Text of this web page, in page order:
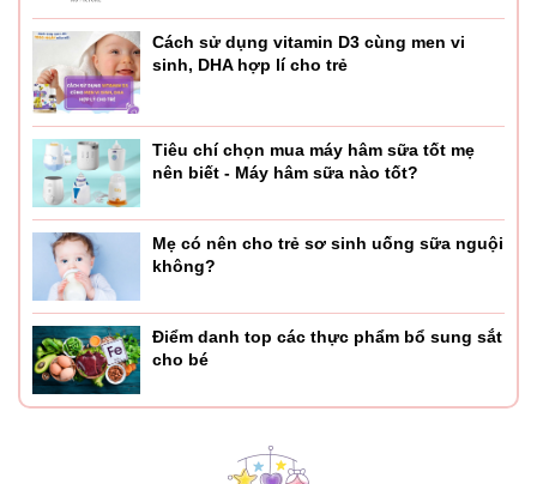
- Giúp bé giảm ốm vặt, tăng đề kháng
- 1 muỗng 5ml dầu ăn dặm cá hồi bổ não Mămmy cung cấp
tới 86% Omega 3 và 100% DHA (DHA và EPA) là các acid
béo rất quan trọng đối với sự phát triển trí não, thị giác của
trẻ sơ sinh và trẻ nhỏ. Bổ sung đầy đủ DHA giúp trẻ phát
triển trí thông minh vượt trội, tăng cường sức đề kháng, ít
khi bị ốm vặt. Ngoài racòn bổ sung vitamin A rất cần thiết
cho thị giác của bé khỏe mạnh, vitamin E&D giúp nâng cao
sức đề kháng và chống bệnh còi xương cho bé.
- Dầu cá hồi bổ não Mămmy còn giúp cung cấp dưỡng
chất, hỗ trợ phát triển tim mạch đang lớn của con.
- Tốt nhất khi dùng kèm với dầu hạt lanh bổ não Mămmy
Cách sử dụng vitamin D3 cùng men vi
sinh, DHA hợp lí cho trẻ
Tiêu chí chọn mua máy hâm sữa tốt mẹ
nên biết - Máy hâm sữa nào tốt?
Mẹ có nên cho trẻ sơ sinh uống sữa nguội
không?
Điểm danh top các thực phẩm bổ sung sắt
cho bé